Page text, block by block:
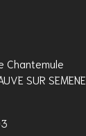
Chantemule
SUR SEMENE